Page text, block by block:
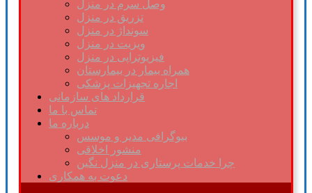
وصل سرم در منزل
تزریق در منزل
سونداژ در منزل
ویزیت در منزل
فیزیوتراپی در منزل
همراه بیمار در بیمارستان
اجاره تجهیزات پزشکی
قرارداد های سازمانی
تماس با ما
درباره ما
بیوگرافی مدیر و موسس
منشور اخلاقی
چرا خدمات پرستاری در منزل نگین
دعوت به همکاری